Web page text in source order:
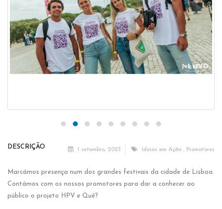
1 setembro, 2023 Ideias em Ação , Promotores
DESCRIÇÃO
Marcámos presença num dos grandes festivais da cidade de Lisboa.
Contámos com os nossos promotores para dar a conhecer ao
público o projeto HPV e Quê?